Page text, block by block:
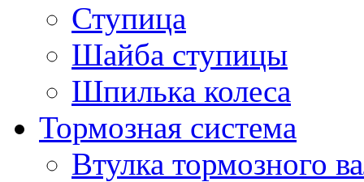
Ступица
Шайба ступицы
Шпилька колеса
Тормозная система
Втулка тормозного